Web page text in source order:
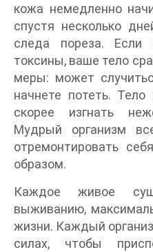
кожа немедленно
спустя несколько
следа пореза. Если
токсины, ваше тело
меры: может
начнете потеть.
скорее изгнать
Мудрый организм
отремонтировать
образом.
Каждое живое
выживанию,
жизни. Каждый
силах, чтобы